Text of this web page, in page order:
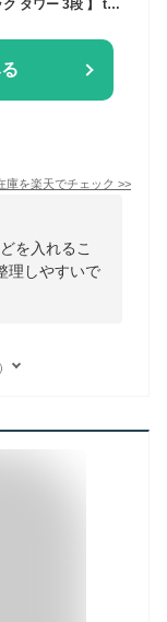
[特典付き] 【 山崎実業 レンジフード調味料ラック タワー 3段 】 tower キッチン収納 ラック 棚 ボトルラック 調味料 スパイス スパイスボトル キャニスター レンジフード下 キッチン シンプル おしゃれ ホワイト ブラック モノトーン 4836 4837 YAMAZAKI 公式
庫を楽天でチェック >>
を入れるこ
理しやすいで